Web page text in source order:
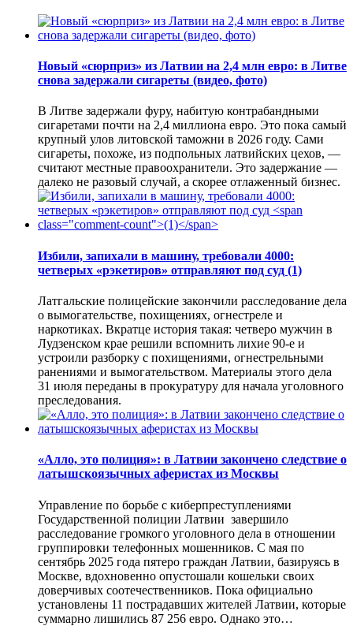
Новый «сюрприз» из Латвии на 2,4 млн евро: в Литве
снова задержали сигареты (видео, фото)
В Литве задержали фуру, набитую контрабандными
сигаретами почти на 2,4 миллиона евро. Это пока самый
крупный улов литовской таможни в 2026 году. Сами
сигареты, похоже, из подпольных латвийских цехов, —
считают местные правоохранители. Это задержание —
далеко не разовый случай, а скорее отлаженный бизнес.
Избили, запихали в машину, требовали 4000:
четверых «рэкетиров» отправляют под суд (1)
Латгальские полицейские закончили расследование дела
о вымогательстве, похищениях, огнестреле и
наркотиках. Вкратце история такая: четверо мужчин в
Лудзенском крае решили вспомнить лихие 90-е и
устроили разборку с похищениями, огнестрельными
ранениями и вымогательством. Материалы этого дела
31 июля переданы в прокуратуру для начала уголовного
преследования.
«Алло, это полиция»: в Латвии закончено следствие о
латышскоязычных аферистах из Москвы
Управление по борьбе с киберпреступлениями
Государственной полиции Латвии завершило
расследование громкого уголовного дела в отношении
группировки телефонных мошенников. С мая по
сентябрь 2025 года пятеро граждан Латвии, базируясь в
Москве, вдохновенно опустошали кошельки своих
доверчивых соотечественников. Пока официально
установлены 11 пострадавших жителей Латвии, которые
суммарно лишились 87 256 евро. Однако это…